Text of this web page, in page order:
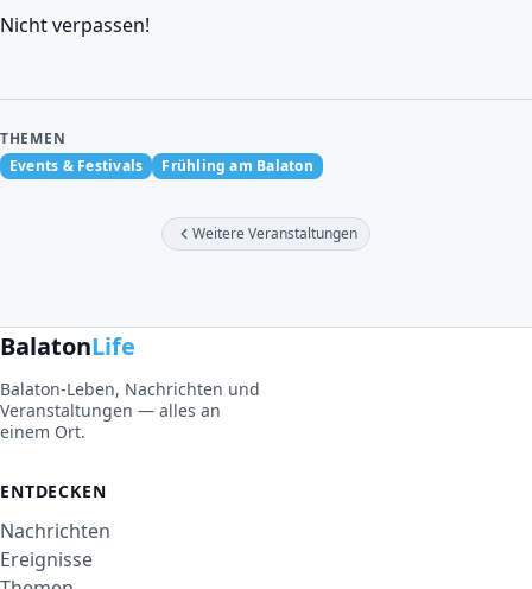
Nicht verpassen!
THEMEN
Events & Festivals
Frühling am Balaton
Weitere Veranstaltungen
BalatonLife
Balaton-Leben, Nachrichten und
Veranstaltungen — alles an
einem Ort.
ENTDECKEN
Nachrichten
Ereignisse